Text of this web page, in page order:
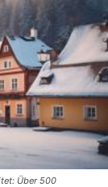
Über 500